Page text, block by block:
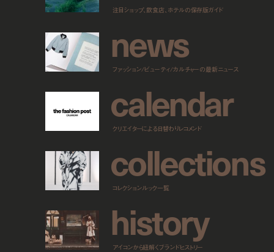
注目ショップ、飲食店、ホテルの保存版ガイド
news
ファッション/ビューティ/カルチャーの最新ニュース
calendar
クリエイターによる日替わりレコメンド
collections
コレクションルック一覧
history
アイコンから紐解くブランドヒストリー